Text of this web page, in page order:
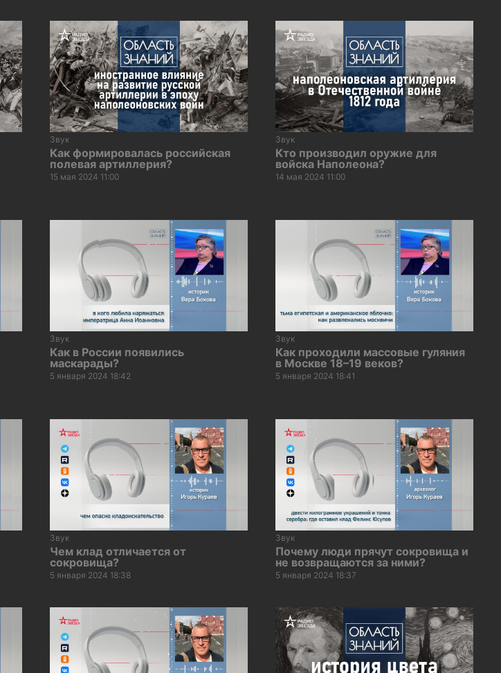
Звук
Как формировалась российская
полевая артиллерия?
15 мая 2024 11:00
Звук
Кто производил оружие для
войска Наполеона?
14 мая 2024 11:00
Звук
Как в России появились
маскарады?
5 января 2024 18:42
Звук
Как проходили массовые гуляния
в Москве 18–19 веков?
5 января 2024 18:41
Звук
Чем клад отличается от
сокровища?
5 января 2024 18:38
Звук
Почему люди прячут сокровища и
не возвращаются за ними?
5 января 2024 18:37